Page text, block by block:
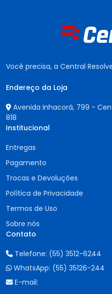
Você precisa, a Central
Endereço da Loja
Avenida Inhacorá, 799 -
818
Institucional
Entregas
Pagamento
Trocas e Devoluções
Política de Privacidade
Termos de Uso
Sobre nós
Contato
Telefone: (55) 3512-6244
WhatsApp: (55) 35126-244
E-mail: